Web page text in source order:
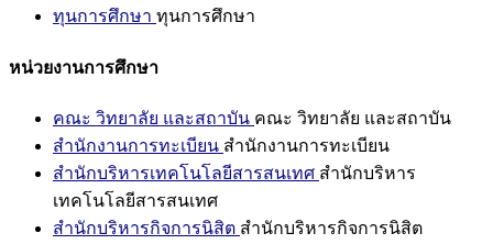
ทุนการศึกษา ทุนการศึกษา
หน่วยงานการศึกษา
คณะ วิทยาลัย และสถาบัน คณะ วิทยาลัย และสถาบัน
สำนักงานการทะเบียน สำนักงานการทะเบียน
สำนักบริหารเทคโนโลยีสารสนเทศ สำนักบริหาร
เทคโนโลยีสารสนเทศ
สำนักบริหารกิจการนิสิต สำนักบริหารกิจการนิสิต